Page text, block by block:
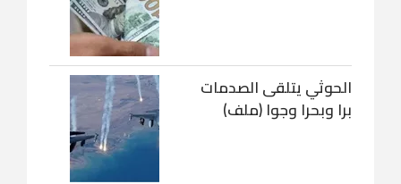
الحوثي يتلقى الصدمات
برا وبحرا وجوا (ملف)